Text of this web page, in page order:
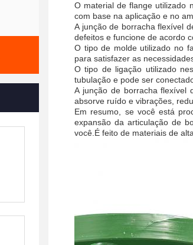
O material de flange utilizado
com base na aplicação e no
A junção de borracha flexível
defeitos e funcione de acordo
O tipo de molde utilizado no
para satisfazer as
O tipo de ligação utilizado
tubulação e pode ser
A junção de borracha flexível
absorve ruído e vibrações,
Em resumo, se você está
expansão da articulação de
você.É feito de materiais de